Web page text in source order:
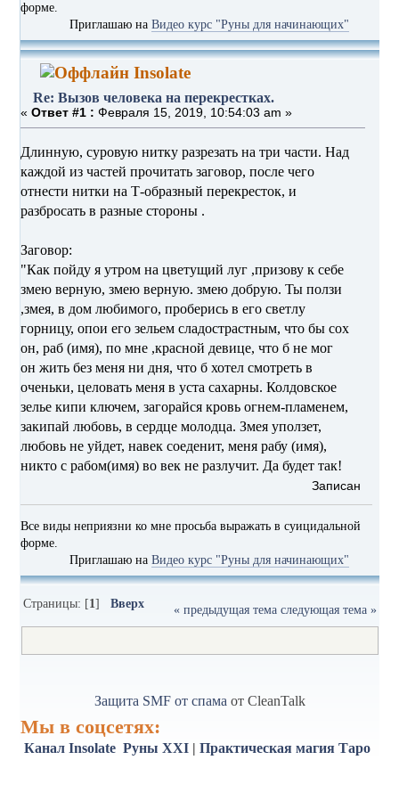
форме.
Приглашаю наВидео курс "Руны для начинающих"
Insolate
Re: Вызов человека на перекрестках.
«Ответ #1 : Февраля 15, 2019, 10:54:03 am »
Длинную, суровую нитку разрезать на три части. Над
каждой из частей прочитать заговор, после чего
отнести нитки на Т-образный перекресток, и
разбросать в разные стороны .
Заговор:
"Как пойду я утром на цветущий луг ,призову к себе
змею верную, змею верную. змею добрую. Ты ползи
,змея, в дом любимого, проберись в его светлу
горницу, опои его зельем сладострастным, что бы сох
он, раб (имя), по мне ,красной девице, что б не мог
он жить без меня ни дня, что б хотел смотреть в
оченьки, целовать меня в уста сахарны. Колдовское
зелье кипи ключем, загорайся кровь огнем-пламенем,
закипай любовь, в сердце молодца. Змея уползет,
любовь не уйдет, навек соеденит, меня рабу (имя),
никто с рабом(имя) во век не разлучит. Да будет так!
Записан
Все виды неприязни ко мне просьба выражать в суицидальной
форме.
Приглашаю наВидео курс "Руны для начинающих"
Страницы: [1]Вверх « предыдущая тема следующая тема »
Защита SMF от спама от CleanTalk
Мы в соцсетях:
Канал Insolate Руны XXI | Практическая магия Таро